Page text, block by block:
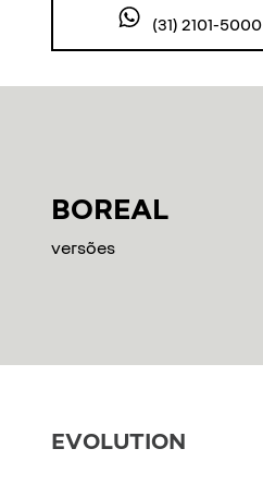
(31) 2101-5000
BOREAL
versões
EVOLUTION